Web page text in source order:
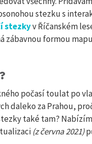
stezku s
stezkyv Říčanském
zábavnou formou
počasí toulat po
daleko za Prahou,
také tam?
(z června 2021)